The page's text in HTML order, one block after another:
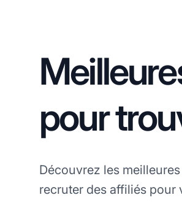
pour
Découvrez les
recruter des affiliés pour